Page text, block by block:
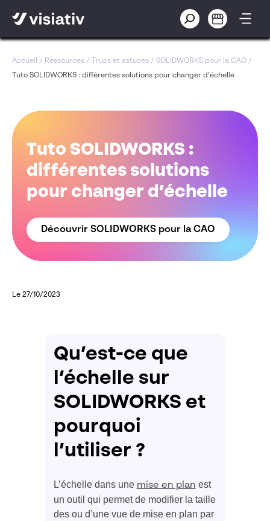
Accueil / Ressources / Trucs et astuces / SOLIDWORKS pour la CAO /
Tuto SOLIDWORKS : différentes solutions pour changer d’échelle
Tuto SOLIDWORKS :
différentes solutions
pour changer d’échelle
Découvrir SOLIDWORKS pour la CAO
Le 27/10/2023
Qu’est-ce que
l’échelle sur
SOLIDWORKS et
pourquoi
l’utiliser ?
L’échelle dans une mise en plan est
un outil qui permet de modifier la taille
des ou d’une vue de mise en plan par